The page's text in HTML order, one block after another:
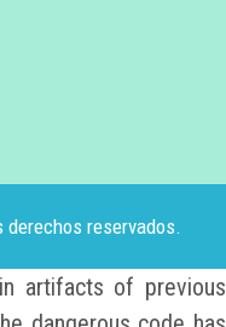
reservados.
artifacts of previous